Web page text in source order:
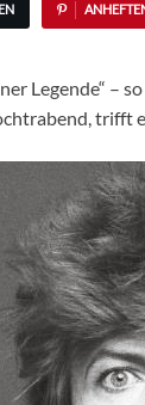
Legende“ –
trifft